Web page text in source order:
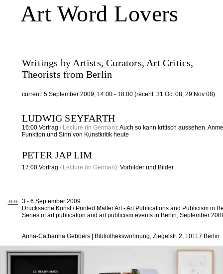
Art Word Lovers
Writings by Artists, Curators, Art Critics,
Theorists from Berlin
current: 5 September 2009, 14:00 - 18:00 (recent: 31 Oct 08, 29 Nov 08)
LUDWIG SEYFARTH
16:00 Vortrag / Lecture (in German):Auch so kann kritisch aussehen.
Funktion und Sinn von Kunstkritik heute
PETER JAP LIM
17:00 Vortrag / Lecture (in German): Vorbilder und Bilder.
3 - 6 September 2009
Drucksache Kunst / Printed Matter Art - Art Publications and Publicism in
Series of art publication and art publicism events in Berlin, September
Anna-Catharina Gebbers | Bibliothekswohnung, Ziegelstr. 2, 10117 Berlin
»»